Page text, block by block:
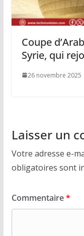
Coupe
Syrie, qui
26 novembre 2025
Laisser un
Votre adresse e-
obligatoires sont
Commentaire*